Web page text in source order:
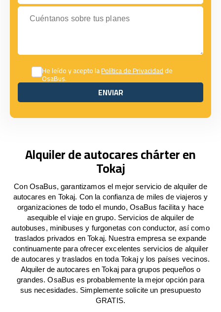
Cuéntanos sobre tus planes
He leído y acepto laPolítica de Privacidadde
OsaBus.
ENVIAR
ENVIAR
Alquiler de autocares chárter en
Tokaj
Con OsaBus, garantizamos el mejor servicio de alquiler de
autocares en Tokaj. Con la confianza de miles de viajeros y
organizaciones de todo el mundo, OsaBus facilita y hace
asequible el viaje en grupo. Servicios de alquiler de
autobuses, minibuses y furgonetas con conductor, así como
traslados privados en Tokaj. Nuestra empresa se expande
continuamente para ofrecer excelentes servicios de alquiler
de autocares y traslados en toda Tokaj y los países vecinos.
Alquiler de autocares en Tokaj para grupos pequeños o
grandes. OsaBus es probablemente la mejor opción para
sus necesidades. Simplemente solicite un presupuesto
GRATIS.